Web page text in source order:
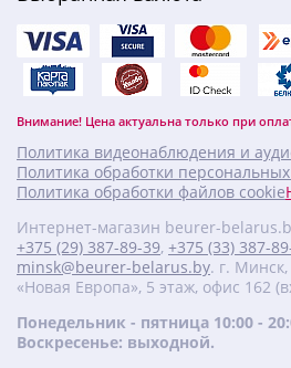
Внимание! Цена актуальна только при
Политика видеонаблюдения и
Политика обработки
Политика обработки файлов cookie
Интернет-магазин beurer-
+375 (29) 387-89-39, +375 (33) 387-
minsk@beurer-belarus.by. г.
«Новая Европа», 5 этаж, офис 162
Понедельник - пятница 10:00 -
Воскресенье: выходной.